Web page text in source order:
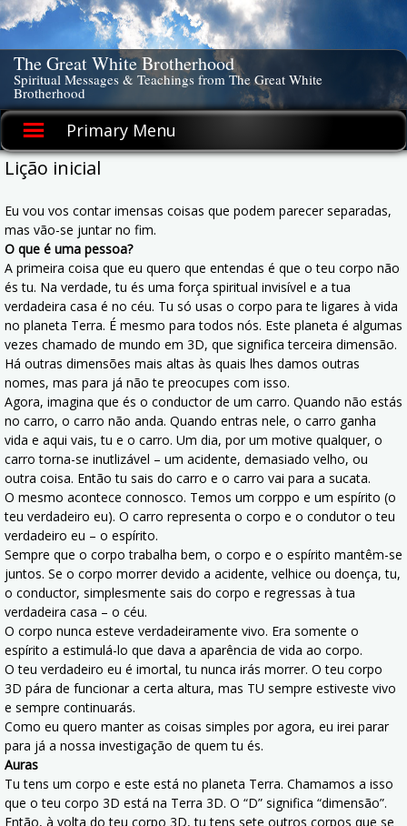
Skip
to
content
The Great White Brotherhood
Spiritual Messages & Teachings from The Great White
Brotherhood
Primary Menu
Lição inicial
Eu vou vos contar imensas coisas que podem parecer separadas,
mas vão-se juntar no fim.
O que é uma pessoa?
A primeira coisa que eu quero que entendas é que o teu corpo não
és tu. Na verdade, tu és uma força spiritual invisível e a tua
verdadeira casa é no céu. Tu só usas o corpo para te ligares à vida
no planeta Terra. É mesmo para todos nós. Este planeta é algumas
vezes chamado de mundo em 3D, que significa terceira dimensão.
Há outras dimensões mais altas às quais lhes damos outras
nomes, mas para já não te preocupes com isso.
Agora, imagina que és o conductor de um carro. Quando não estás
no carro, o carro não anda. Quando entras nele, o carro ganha
vida e aqui vais, tu e o carro. Um dia, por um motive qualquer, o
carro torna-se inutlizável – um acidente, demasiado velho, ou
outra coisa. Então tu sais do carro e o carro vai para a sucata.
O mesmo acontece connosco. Temos um corppo e um espírito (o
teu verdadeiro eu). O carro representa o corpo e o condutor o teu
verdadeiro eu – o espírito.
Sempre que o corpo trabalha bem, o corpo e o espírito mantêm-se
juntos. Se o corpo morrer devido a acidente, velhice ou doença, tu,
o conductor, simplesmente sais do corpo e regressas à tua
verdadeira casa – o céu.
O corpo nunca esteve verdadeiramente vivo. Era somente o
espírito a estimulá-lo que dava a aparência de vida ao corpo.
O teu verdadeiro eu é imortal, tu nunca irás morrer. O teu corpo
3D pára de funcionar a certa altura, mas TU sempre estiveste vivo
e sempre continuarás.
Como eu quero manter as coisas simples por agora, eu irei parar
para já a nossa investigação de quem tu és.
Auras
Tu tens um corpo e este está no planeta Terra. Chamamos a isso
que o teu corpo 3D está na Terra 3D. O “D” significa “dimensão”.
Então, à volta do teu corpo 3D, tu tens sete outros corpos que se